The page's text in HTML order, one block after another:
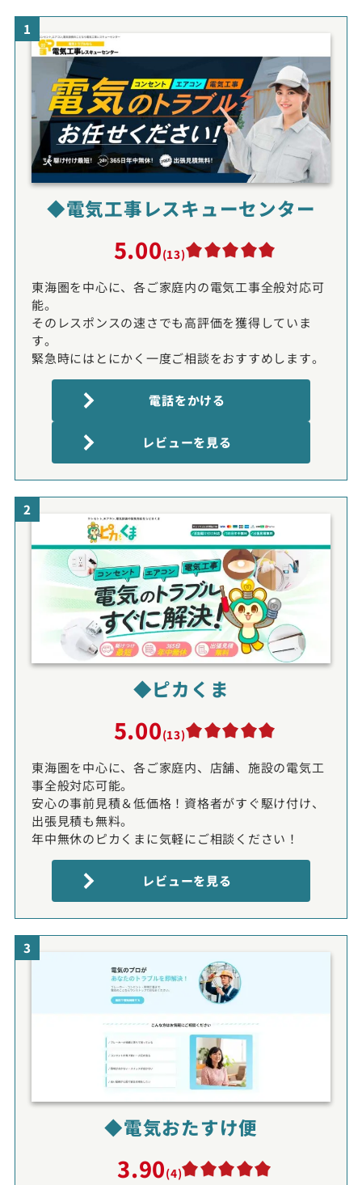
1
◆電気工事レスキューセンター
5.00(13)
東海圏を中心に、各ご家庭内の電気工事全般対応可
能。
そのレスポンスの速さでも高評価を獲得していま
す。
緊急時にはとにかく一度ご相談をおすすめします。
電話をかける
レビューを見る
2
◆ピカくま
5.00(13)
東海圏を中心に、各ご家庭内、店舗、施設の電気工
事全般対応可能。
安心の事前見積＆低価格！資格者がすぐ駆け付け、
出張見積も無料。
年中無休のピカくまに気軽にご相談ください！
レビューを見る
3
◆電気おたすけ便
3.90(4)